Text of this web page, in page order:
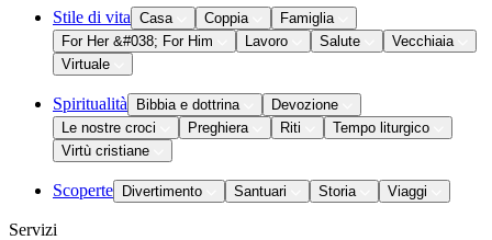
Stile di vita Casa Coppia
Famiglia
For Her &#038; For Him
Lavoro Salute
Vecchiaia
Virtuale
Spiritualità Bibbia e dottrina
Devozione
Le nostre croci
Preghiera Riti
Tempo liturgico
Virtù cristiane
Scoperte Divertimento Santuari Storia Viaggi
Servizi